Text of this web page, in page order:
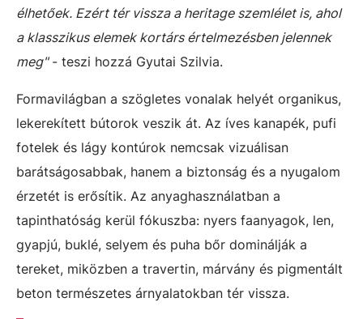
élhetőek. Ezért tér vissza a heritage szemlélet is, ahol
a klasszikus elemek kortárs értelmezésben jelennek
meg"- teszi hozzá Gyutai Szilvia.
Formavilágban a szögletes vonalak helyét organikus,
lekerekített bútorok veszik át. Az íves kanapék, pufi
fotelek és lágy kontúrok nemcsak vizuálisan
barátságosabbak, hanem a biztonság és a nyugalom
érzetét is erősítik. Az anyaghasználatban a
tapinthatóság kerül fókuszba: nyers faanyagok, len,
gyapjú, buklé, selyem és puha bőr dominálják a
tereket, miközben a travertin, márvány és pigmentált
beton természetes árnyalatokban tér vissza.